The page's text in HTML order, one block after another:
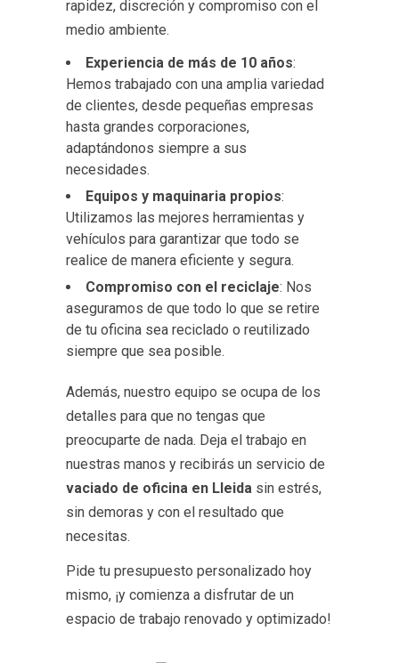
rapidez, discreción y compromiso con el
medio ambiente.
Experiencia de más de 10 años:
Hemos trabajado con una amplia variedad
de clientes, desde pequeñas empresas
hasta grandes corporaciones,
adaptándonos siempre a sus
necesidades.
Equipos y maquinaria propios:
Utilizamos las mejores herramientas y
vehículos para garantizar que todo se
realice de manera eficiente y segura.
Compromiso con el reciclaje: Nos
aseguramos de que todo lo que se retire
de tu oficina sea reciclado o reutilizado
siempre que sea posible.
Además, nuestro equipo se ocupa de los
detalles para que no tengas que
preocuparte de nada. Deja el trabajo en
nuestras manos y recibirás un servicio de
vaciado de oficina en Lleida sin estrés,
sin demoras y con el resultado que
necesitas.
Pide tu presupuesto personalizado hoy
mismo, ¡y comienza a disfrutar de un
espacio de trabajo renovado y optimizado!